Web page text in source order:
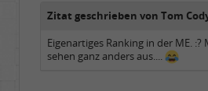
Zitat geschrieben von Tom
Eigenartiges Ranking in der ME. :?
sehen ganz anders aus....